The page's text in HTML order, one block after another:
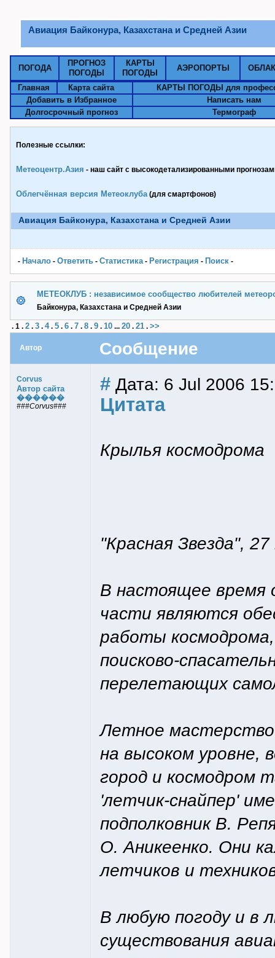
Авиация Байконура, Казахстана и Средней Азии
ПОГОДА
ПРОГНОЗ
ПОГОДЫ
КАРТЫ
ПОГОДЫ
АЭРОПОРТЫ
Главная Карта сайта
КАРТЫ ПОГОДЫ для
Добавить в Избранное
Написать нам
Долгосрочный прогноз
Термограф
Полезные ссылки:
Метеоцентр.Азия - наш сайт с высокодетализированными
Облегчённая версия Метеоклуба(для смартфонов)
Авиация Байконура, Казахстана и Средней Азии
- Начало - Ответить - Статистика- Pегистрация - Поиск -
МЕТЕОКЛУБ : независимое сообщество любителей
Байконура, Казахстана и Средней Азии
. 1 . 2 . 3 . 4. 5 . 6 . 7 . 8 . 9 . 10 ... 20 . 21 . >>
Автор Сообщение
Corvus
Автор сайта
������
###Corvus###
# Дата: 6 Jul 2006
Цитата
Крылья космодрома
"Красная Звезда",
В настоящее время
части являются
работы космодрома,
поисково-
перелетающих
Летное мастерство
на высоком уровне,
город и космодром
'летчик-снайпер'
подполковник В.
О. Аникеенко. Они
летчиков и
В любую погоду и в
существования